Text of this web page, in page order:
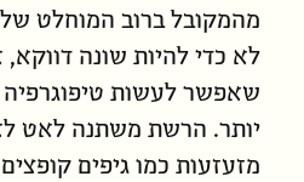
מהמקובל ברוב המוחלט
לא כדי להיות שונה
שאפשר לעשות
יותר. הרשת משתנה לאט
מזעזעות כמו גיפים